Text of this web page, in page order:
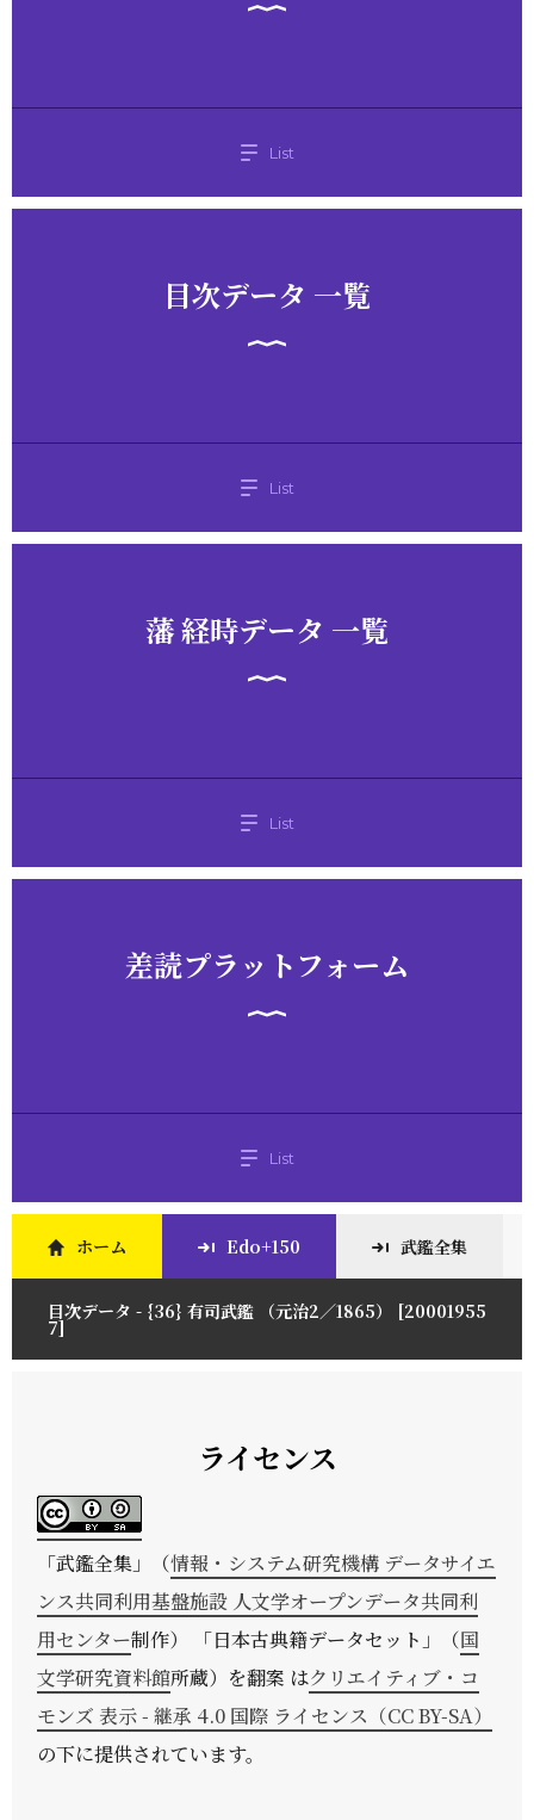
List
目次データ 一覧
List
藩 経時データ 一覧
List
差読プラットフォーム
List
ホーム Edo+150 武鑑全集
目次データ - {36} 有司武鑑 （元治2／1865） [20001955
7]
ライセンス
「武鑑全集 」（情報・システム研究機構 データサイエ
ンス共同利用基盤施設 人文学オープンデータ共同利
用センター制作） 「日本古典籍データセット」（国
文学研究資料館所蔵）を翻案 はクリエイティブ・コ
モンズ 表示 - 継承 4.0 国際 ライセンス（CC BY-SA）
の下に提供されています。